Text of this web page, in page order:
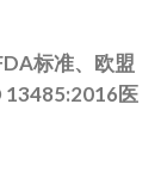
标准、欧盟
13485:2016医